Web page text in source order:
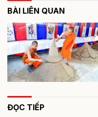
BÀI LIÊN QUAN
ĐỌC TIẾP